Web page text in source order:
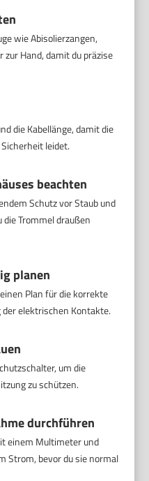
wie Abisolierzangen,
Hand, damit du präzise
die Kabellänge, damit die
leidet.
beachten
Schutz vor Staub und
Trommel draußen
planen
Plan für die korrekte
elektrischen Kontakte.
um die
zu schützen.
durchführen
einem Multimeter und
Strom, bevor du sie normal